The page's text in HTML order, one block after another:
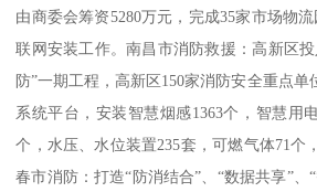
由商委会筹资5280万元，完成35家市场物
联网安装工作。南昌市消防救援：高新区
防”一期工程，高新区150家消防安全重点单
系统平台，安装智慧烟感1363个，智慧用
个，水压、水位装置235套，可燃气体71个
春市消防：打造“防消结合”、“数据共享”、